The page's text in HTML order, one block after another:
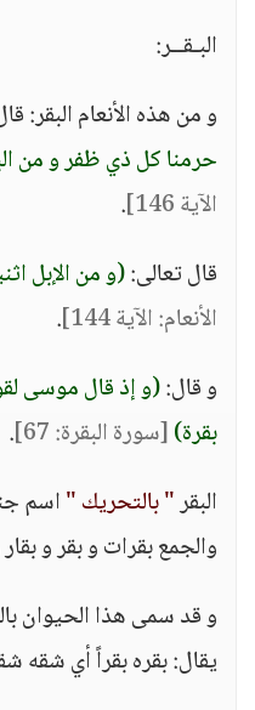
البـقــر:
و من هذه الأنعام البقر:
حرمنا كل ذي ظفر و من
الآية 146]
.
قال تعالى:(و من الإبل
الأنعام: الآية 144]
.
و قال:(و إذ قال موسى
بقرة)[سورة البقرة: 67]
.
البقر" بالتحريك "اسم
والجمع بقرات و بقر و
و قد سمى هذا الحيوان
يقال: بقره بقراً أي شقه